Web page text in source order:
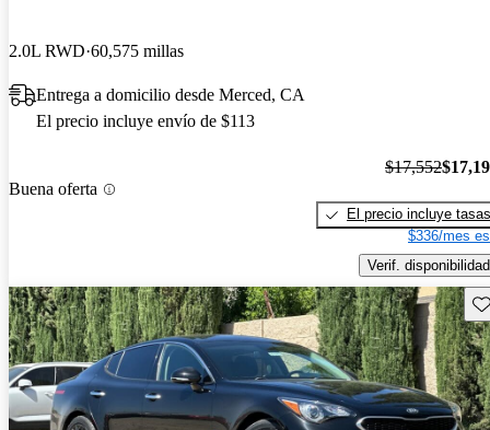
2.0L RWD 60,575 millas
Entrega a domicilio desde Merced, CA
El precio incluye envío de $113
Buena oferta
$17,552
El precio incluye tasas
$336/mes
Verif. disponibilidad